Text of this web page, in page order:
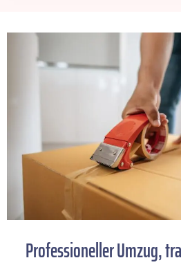
Professioneller Umzug,